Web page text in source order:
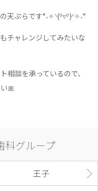
天ぷらです°˖✧◝(⁰▿⁰)◜✧˖°
チャレンジしてみたいな
相談を承っているので、
🎀
科グループ
王子